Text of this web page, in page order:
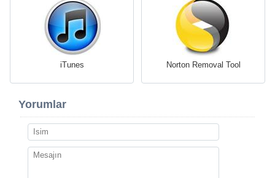
iTunes Norton Removal Tool
Yorumlar